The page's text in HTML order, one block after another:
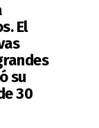
El
su
30